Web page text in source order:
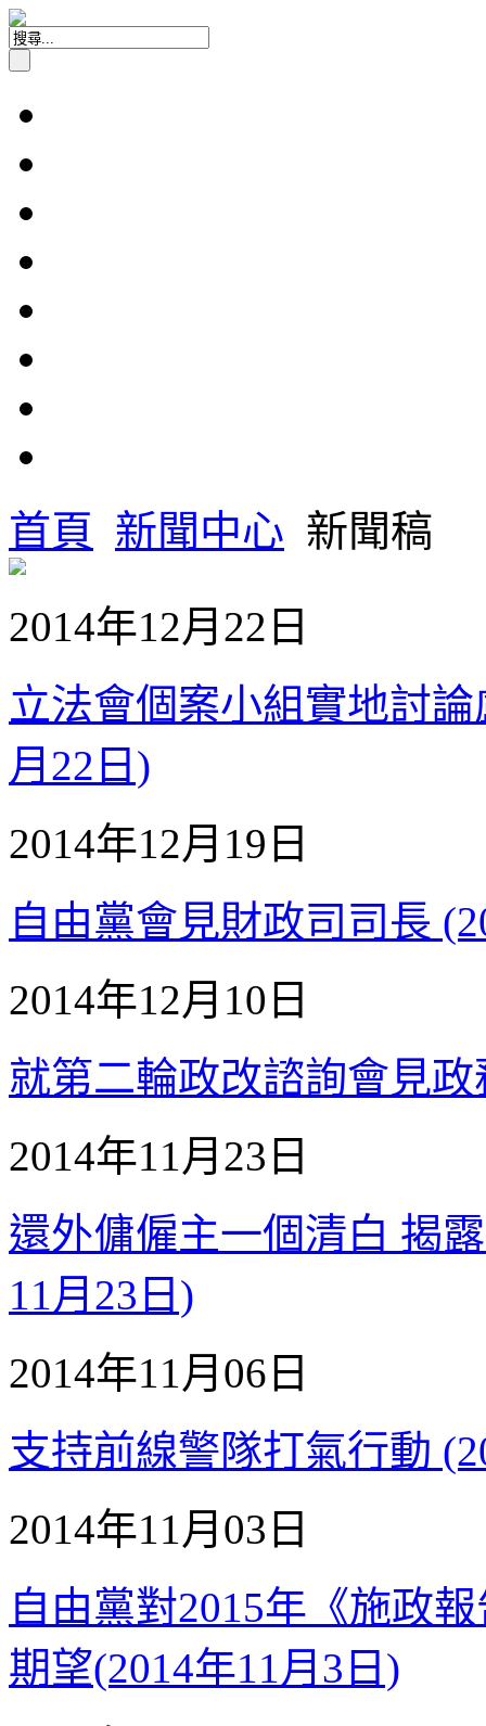
首頁 新聞中心 新聞稿
2014年12月22日
立法會個案小組實地討
月22日)
2014年12月19日
自由黨會見財政司司長
2014年12月10日
就第二輪政改諮詢會見
2014年11月23日
還外傭僱主一個清白 揭
11月23日)
2014年11月06日
支持前線警隊打氣行動
2014年11月03日
自由黨對2015年《施政
期望(2014年11月3日)